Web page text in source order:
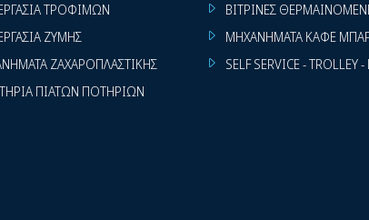
ΤΡΟΦΙΜΩΝ
ΖΥΜΗΣ
ΖΑΧΑΡΟΠΛΑΣΤΙΚΗΣ
ΠΙΑΤΩΝ ΠΟΤΗΡΙΩΝ
ΒΙΤΡΙΝΕΣ
ΜΗΧΑΝΗΜΑΤΑ ΚΑΦΕ
SELF SERVICE - TROLLEY -